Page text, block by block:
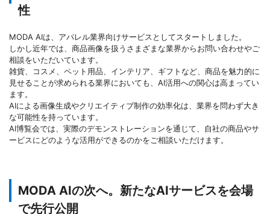
性
MODA AIは、アパレル業界向けサービスとしてスタートしました。
しかし近年では、商品画像を扱うさまざまな業界からお問い合わせやご
相談をいただいています。
雑貨、コスメ、ペット用品、インテリア、ギフトなど、商品を魅力的に
見せることが求められる業界においても、AI活用への関心は高まってい
ます。
AIによる画像生成やクリエイティブ制作の効率化は、業界を問わず大き
な可能性を持っています。
AI博覧会では、実際のデモンストレーションを通じて、自社の商品やサ
ービスにどのような活用ができるのかをご相談いただけます。
MODA AIの次へ。新たなAIサービスを会場
で先行公開